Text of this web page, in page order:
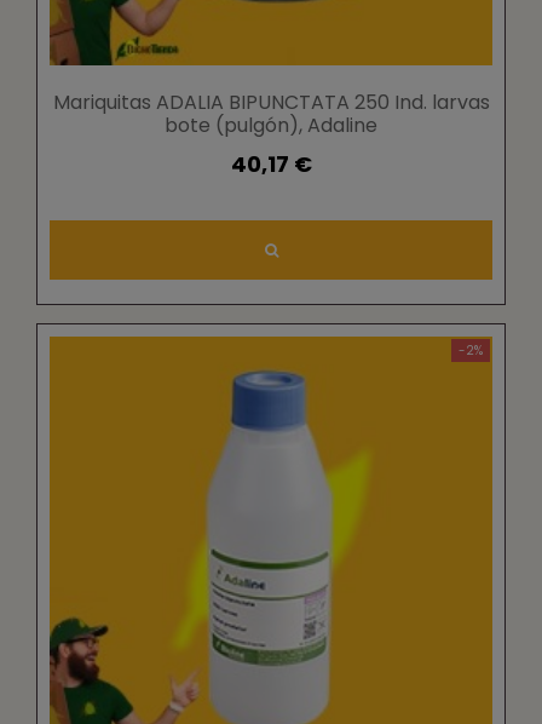
Mariquitas ADALIA BIPUNCTATA 250 Ind. larvas
bote (pulgón), Adaline
40,17 €
-2%